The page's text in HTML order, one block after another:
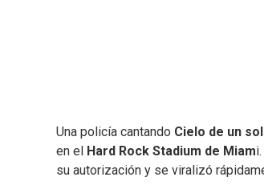
Una policía cantando Cielo de un
en el
Hard Rock Stadium de Miam
su autorización y se viralizó